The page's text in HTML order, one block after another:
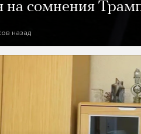
на сомнения
назад